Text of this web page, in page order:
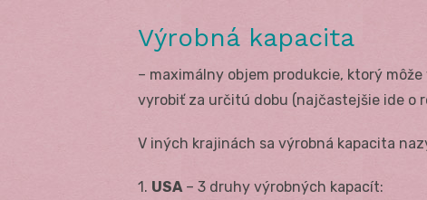
Výrobná kapacita
– maximálny objem produkcie, ktorý
vyrobiť za určitú dobu (najčastejšie ide o
V iných krajinách sa výrobná kapacita
1. USA – 3 druhy výrobných kapacít: